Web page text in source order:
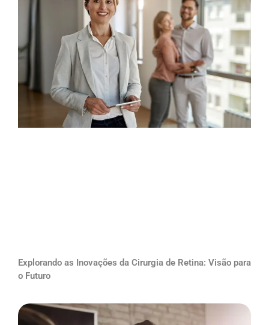
Explorando as Inovações da Cirurgia de Retina: Visão para
o Futuro